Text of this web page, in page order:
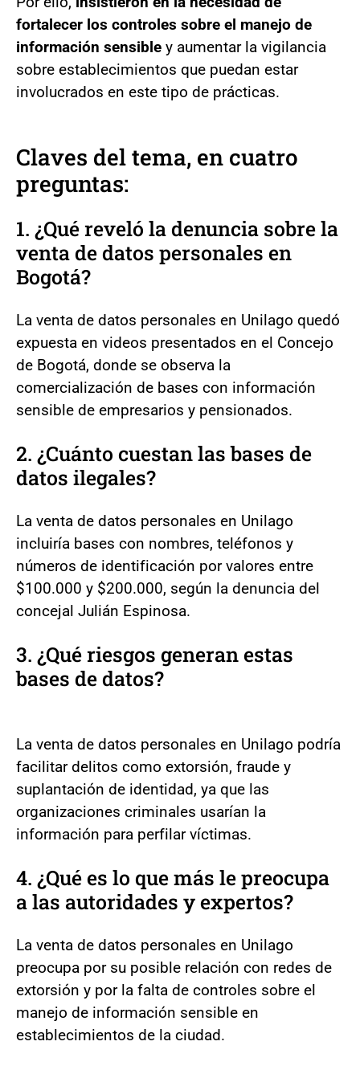
fortalecer los controles sobre el manejo de
información sensible y aumentar la vigilancia
sobre establecimientos que puedan estar
involucrados en este tipo de prácticas.
Claves del tema, en cuatro
preguntas:
1. ¿Qué reveló la denuncia sobre la
venta de datos personales en
Bogotá?
La venta de datos personales en Unilago quedó
expuesta en videos presentados en el Concejo
de Bogotá, donde se observa la
comercialización de bases con información
sensible de empresarios y pensionados.
2. ¿Cuánto cuestan las bases de
datos ilegales?
La venta de datos personales en Unilago
incluiría bases con nombres, teléfonos y
números de identificación por valores entre
$100.000 y $200.000, según la denuncia del
concejal Julián Espinosa.
3. ¿Qué riesgos generan estas
bases de datos?
La venta de datos personales en Unilago podría
facilitar delitos como extorsión, fraude y
suplantación de identidad, ya que las
organizaciones criminales usarían la
información para perfilar víctimas.
4. ¿Qué es lo que más le preocupa
a las autoridades y expertos?
La venta de datos personales en Unilago
preocupa por su posible relación con redes de
extorsión y por la falta de controles sobre el
manejo de información sensible en
establecimientos de la ciudad.